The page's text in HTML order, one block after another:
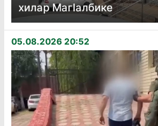
хилар Магӏалбике
05.08.2026 20:52